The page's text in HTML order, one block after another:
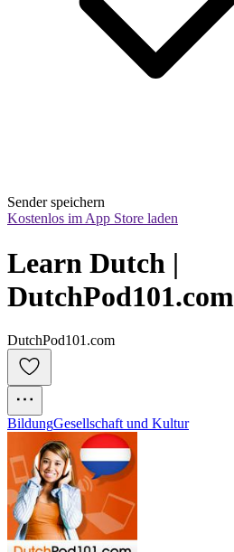
Sender speichern
Kostenlos im App Store laden
Learn Dutch |
DutchPod101.com
DutchPod101.com
BildungGesellschaft und Kultur